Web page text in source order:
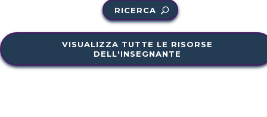
RICERCA
VISUALIZZA TUTTE LE RISORSE
DELL'INSEGNANTE